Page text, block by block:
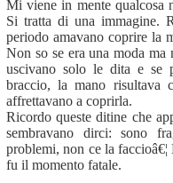
Mi viene in mente qualcosa
Si tratta di una immagine.
periodo amavano coprire la
Non so se era una moda
uscivano solo le dita e se
braccio, la mano risultava
affrettavano a coprirla.
Ricordo queste ditine che
sembravano dirci: sono
problemi, non ce la
fu il momento fatale.